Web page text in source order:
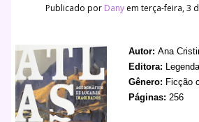
Publicado por Dany em terça-feira, 3
Autor: Ana
Editora:
Gênero: Ficção
Páginas: 256